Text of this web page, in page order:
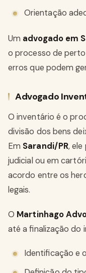
Orientação
Um advogado em
o processo de
erros que podem
Advogado
O inventário é o
divisão dos bens
Em Sarandi/PR,
judicial ou em
acordo entre os
legais.
O Martinhago
até a finalização do
Identificação e